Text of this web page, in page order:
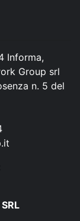
Informa,
Group srl
n. 5 del